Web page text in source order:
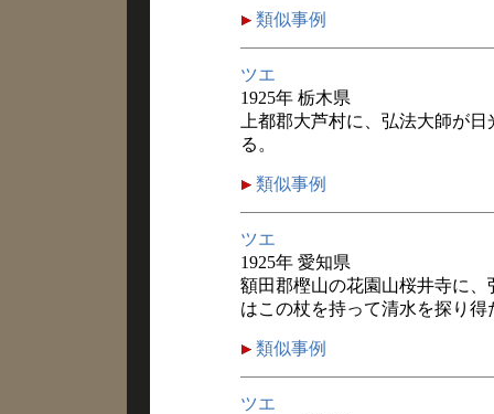
類似事例
ツエ
1925年 栃木県
上都郡大芦村に、弘法大師が
る。
類似事例
ツエ
1925年 愛知県
額田郡樫山の花園山桜井寺に
はこの杖を持って清水を探り得
類似事例
ツエ